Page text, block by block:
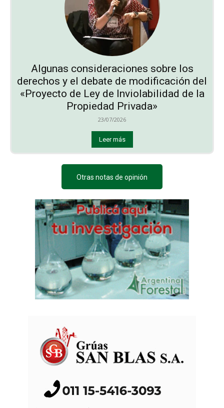
Algunas consideraciones sobre los
derechos y el debate de modificación del
«Proyecto de Ley de Inviolabilidad de la
Propiedad Privada»
23/07/2026
Leer más
Otras notas de opinión